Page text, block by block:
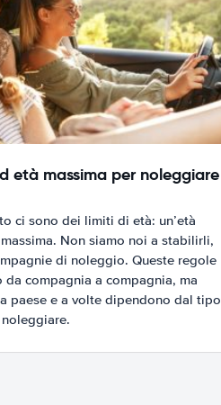
età massima per noleggiare
ci sono dei limiti di età: un’età
massima. Non siamo noi a stabilirli,
di noleggio. Queste regole
da compagnia a compagnia, ma
paese e a volte dipendono dal tipo